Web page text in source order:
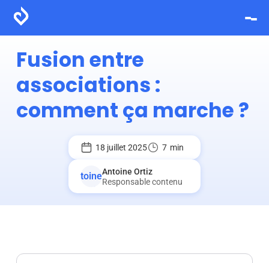
Fusion entre
associations :
comment ça marche ?
18 juillet 2025 7 min
Antoine Ortiz
Responsable contenu